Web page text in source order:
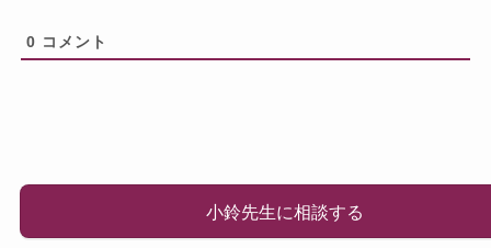
0 コメント
小鈴先生に相談する